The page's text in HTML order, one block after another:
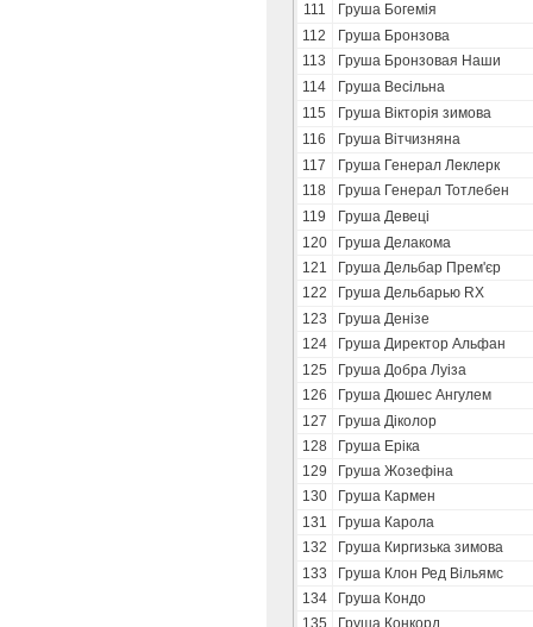
111
Груша Богемія
112
Груша Бронзова
113
Груша Бронзовая Наши
114
Груша Весільна
115
Груша Вікторія зимова
116
Груша Вітчизняна
117
Груша Генерал Леклерк
118
Груша Генерал Тотлебен
119
Груша Девеці
120
Груша Делакома
121
Груша Дельбар Прем'єр
122
Груша Дельбарью RX
123
Груша Денізе
124
Груша Директор Альфан
125
Груша Добра Луіза
126
Груша Дюшес Ангулем
127
Груша Діколор
128
Груша Еріка
129
Груша Жозефіна
130
Груша Кармен
131
Груша Карола
132
Груша Киргизька зимова
133
Груша Клон Ред Вільямс
134
Груша Кондо
135
Груша Конкорд